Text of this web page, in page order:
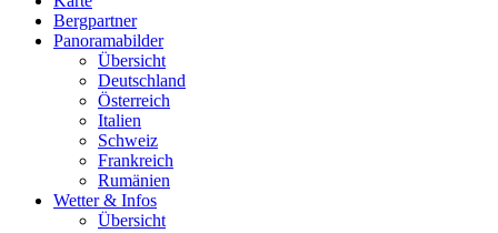
Bergpartner
Panoramabilder
Übersicht
Deutschland
Österreich
Italien
Schweiz
Frankreich
Rumänien
Wetter & Infos
Übersicht